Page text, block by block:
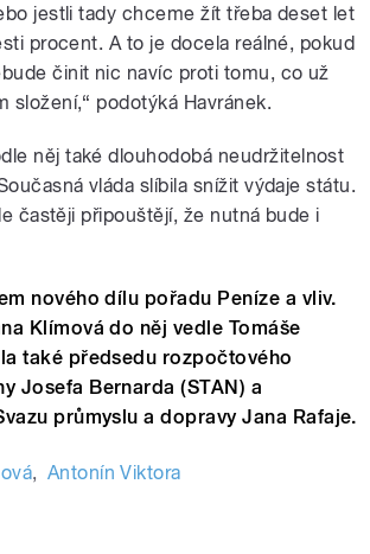
jestli tady chceme žít třeba deset let
procent. A to je docela reálné, pokud
činit nic navíc proti tomu, co už
složení,“ podotýká Havránek.
něj také dlouhodobá neudržitelnost
vláda slíbila snížit výdaje státu.
častěji připouštějí, že nutná bude i
nového dílu pořadu Peníze a vliv.
Klímová do něj vedle Tomáše
také předsedu rozpočtového
Josefa Bernarda (STAN) a
průmyslu a dopravy Jana Rafaje.
, Antonín Viktora